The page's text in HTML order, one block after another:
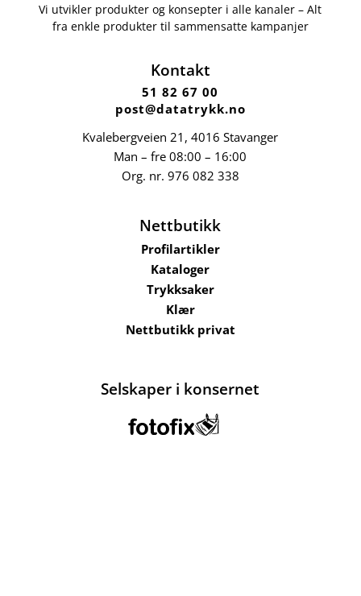
Vi utvikler produkter og konsepter i alle kanaler – Alt
fra enkle produkter til sammensatte kampanjer
Kontakt
51 82 67 00
post@datatrykk.no
Kvalebergveien 21 , 4016 Stavanger
Man – fre 08:00 – 16:00
Org. nr. 976 082 338
Nettbutikk
Profilartikler
Kataloger
Trykksaker
Klær
Nettbutikk privat
Selskaper i konsernet